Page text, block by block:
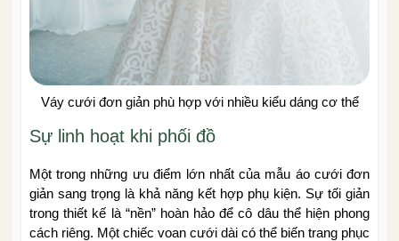
Váy cưới đơn giản phù hợp với nhiều kiểu dáng cơ thể
Sự linh hoạt khi phối đồ
Một trong những ưu điểm lớn nhất của mẫu áo cưới đơn
giản sang trọng là khả năng kết hợp phụ kiện. Sự tối giản
trong thiết kế là “nền” hoàn hảo để cô dâu thể hiện phong
cách riêng. Một chiếc voan cưới dài có thể biến trang phục